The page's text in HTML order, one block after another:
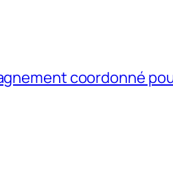
coordonné